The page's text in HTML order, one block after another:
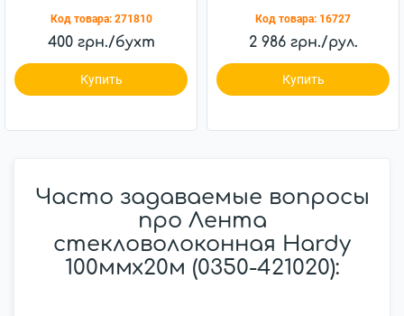
Код товара: 271810
400 грн./бухт
Купить
Код товара: 16727
2 986 грн./рул.
Купить
Часто задаваемые вопросы
про Лента
стекловолоконная Hardy
100ммх20м (0350-421020):